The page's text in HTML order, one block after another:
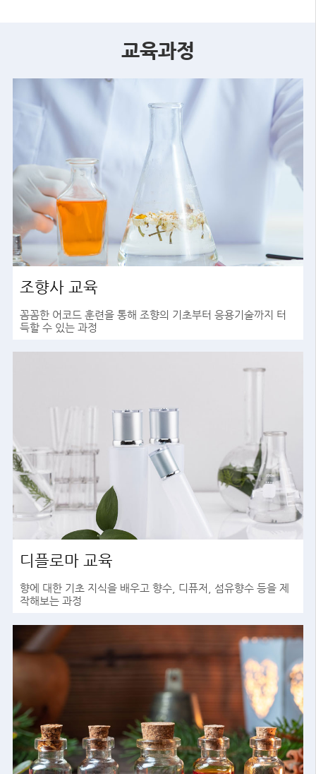
교육과정
조향사 교육
꼼꼼한 어코드 훈련을 통해 조향의 기초부터 응용기술까지 터
득할 수 있는 과정
바로가기
디플로마 교육
향에 대한 기초 지식을 배우고 향수, 디퓨저, 섬유향수 등을 제
작해보는 과정
바로가기